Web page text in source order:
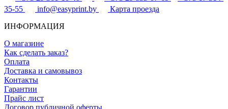
35-55
info@easyprint.by
Карта проезда
ИНФОРМАЦИЯ
О магазине
Как сделать заказ?
Оплата
Доставка и самовывоз
Контакты
Гарантии
Прайс лист